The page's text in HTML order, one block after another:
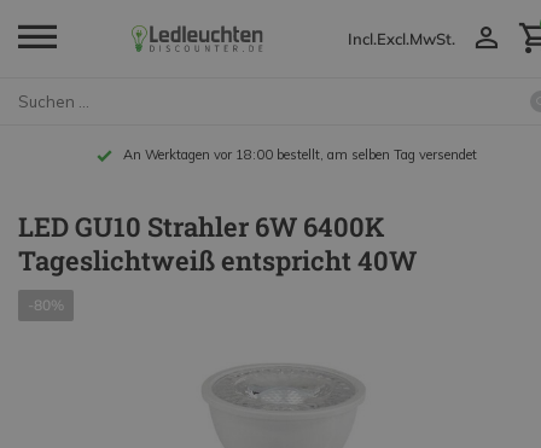
Incl.Excl.MwSt.
An Werktagen vor 18:00 bestellt, am selben Tag versendet
LED GU10 Strahler 6W 6400K
Tageslichtweiß entspricht 40W
-80%